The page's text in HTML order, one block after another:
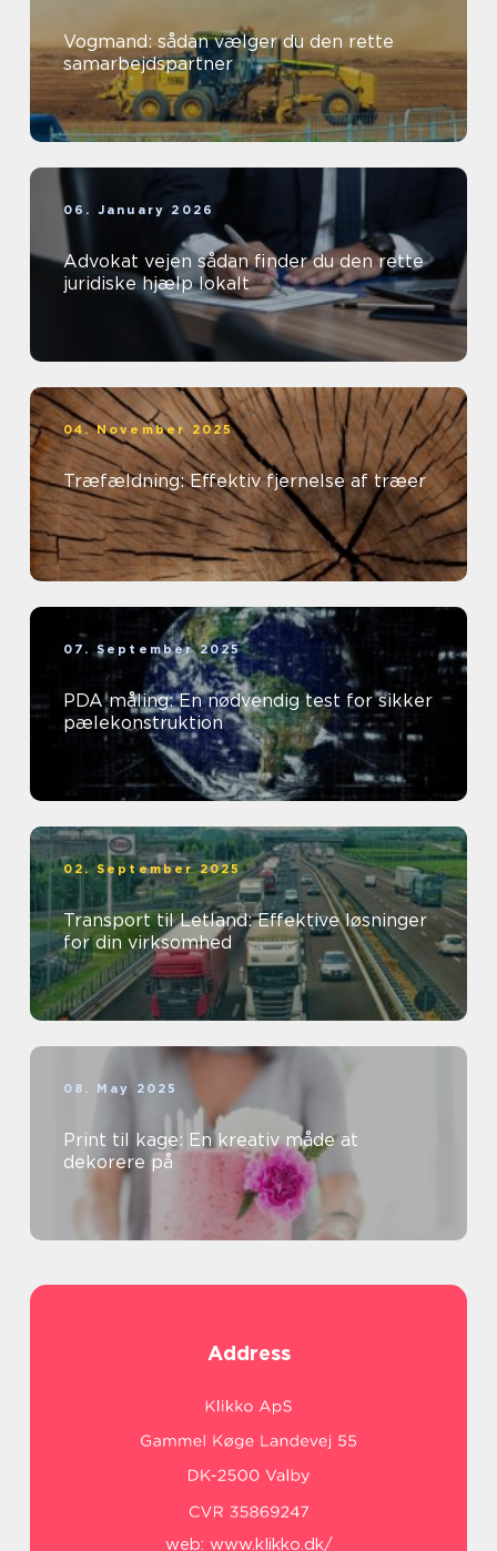
Vogmand: sådan vælger du den rette
samarbejdspartner
06. January 2026
Advokat vejen sådan finder du den rette
juridiske hjælp lokalt
04. November 2025
Træfældning: Effektiv fjernelse af træer
07. September 2025
PDA måling: En nødvendig test for sikker
pælekonstruktion
02. September 2025
Transport til Letland: Effektive løsninger
for din virksomhed
08. May 2025
Print til kage: En kreativ måde at
dekorere på
Address
web: www.klikko.dk/